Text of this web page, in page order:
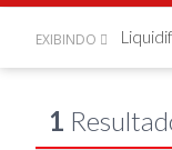
EXIBINDO
1